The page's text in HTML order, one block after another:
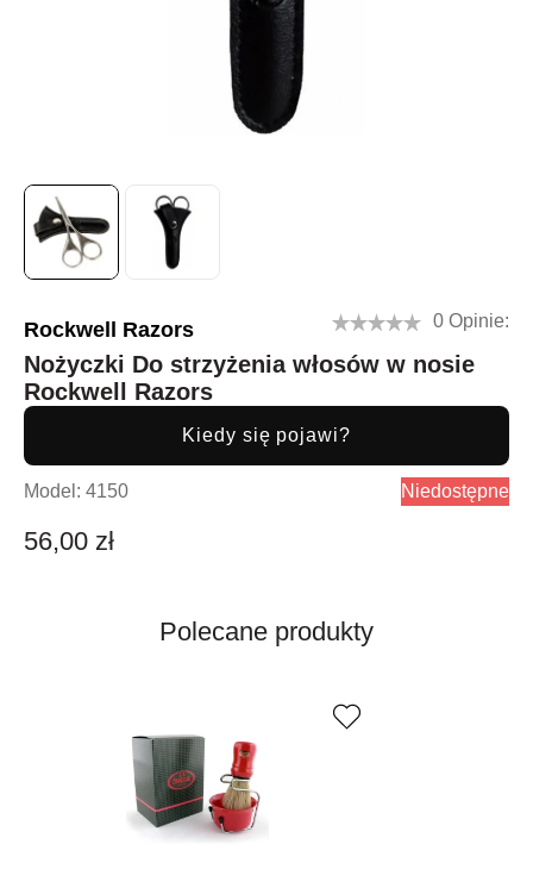
Rockwell Razors 0 Opinie:
Nożyczki Do strzyżenia włosów w nosie
Rockwell Razors
Niedostępne
Model: 4150
56,00 zł
Kiedy się pojawi?
Polecane produkty